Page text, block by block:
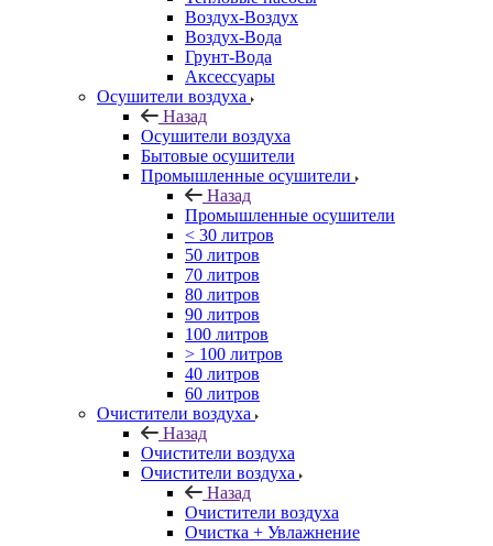
Воздух-Воздух
Воздух-Вода
Грунт-Вода
Аксессуары
Осушители воздуха
Назад
Осушители воздуха
Бытовые осушители
Промышленные осушители
Назад
Промышленные осушители
< 30 литров
50 литров
70 литров
80 литров
90 литров
100 литров
> 100 литров
40 литров
60 литров
Очистители воздуха
Назад
Очистители воздуха
Очистители воздуха
Назад
Очистители воздуха
Очистка + Увлажнение